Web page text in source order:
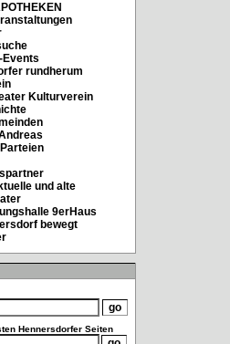
rundherum
Kulturverein
und alte
9erHaus
bewegt
Hennersdorfer Seiten